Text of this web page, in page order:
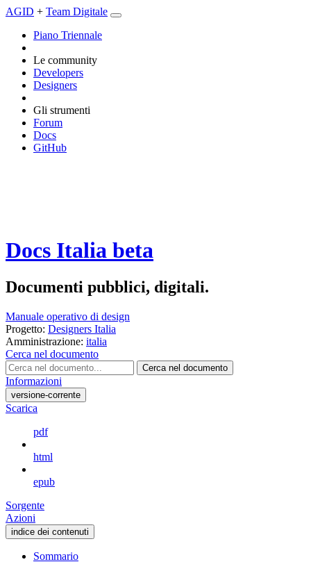
AGID + Team Digitale
Piano Triennale
Le community
Developers
Designers
Gli strumenti
Forum
Docs
GitHub
Docs Italia beta
Documenti pubblici, digitali.
Manuale operativo di design
Progetto: Designers Italia
Amministrazione: italia
Cerca nel documento
Cerca nel documento
Informazioni
versione-corrente
Scarica
pdf
html
epub
Sorgente
Azioni
indice dei contenuti
Sommario